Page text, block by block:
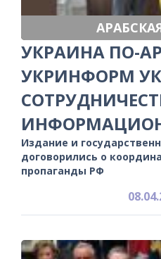
УКРАИНА ПО-
УКРИНФОРМ
Издание и
договорились о
пропаганды РФ